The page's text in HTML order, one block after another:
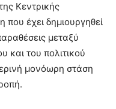
Κεντρικής
έχει δημιουργηθεί
μεταξύ
και του πολιτικού
μονόωρη στάση